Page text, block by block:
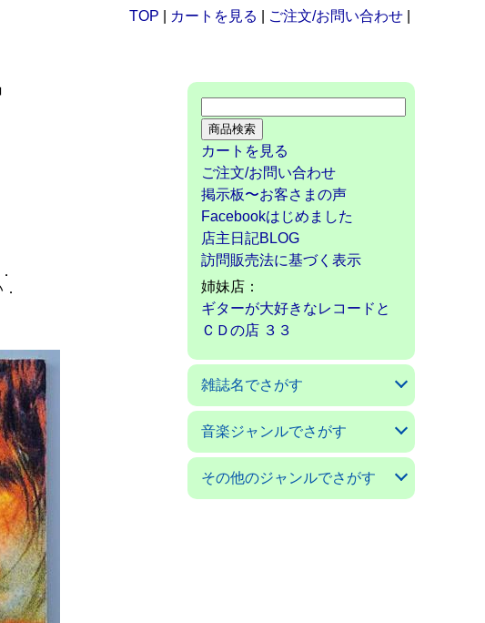
TOP カートを見る ご注文/お問い合わせ
カートを見る
ご注文/お問い合わせ
掲示板〜お客さまの声
Facebookはじめました
店主日記BLOG
訪問販売法に基づく表示
姉妹店：
ギターが大好きなレコードと
ＣＤの店 ３３
雑誌名でさがす
アコースティックギターマガ
ギターマガジン
ギターミュージック(新掘)
現代ギター
ゴールドワックス
サウンド＆レコーディングマ
サウンドデザイナー
サックス＆ブラス・マガジン
ザ・ディグ
ジャズライフ
スイングジャーナル
ストレンジ・デイズ
ダウンビート
バーン
パセオフラメンコ
PCミュージック
プレイヤー
ベースマガジン
ミュージックマガジン
ヤングギター
リズム＆ドラムマガジン
レコード・コレクターズ
ロッキング・オン
ロッキング・オン・ジャパン
音楽ジャンルでさがす
クラシックギターの本
フラメンコとスペインの本
アコギの本
ジャズの本
音楽の本
その他のジャンルでさがす